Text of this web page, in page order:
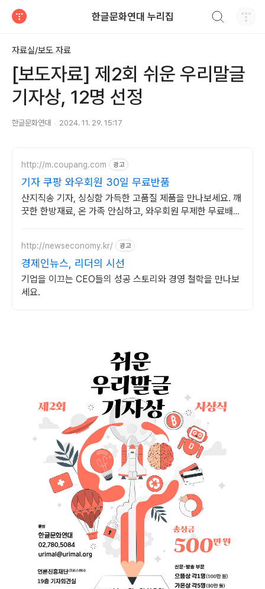
한글문화연대 누리집
자료실/보도 자료
[보도자료] 제2회 쉬운 우리말글
기자상, 12명 선정
한글문화연대 2024. 11. 29. 15:17
http://m.coupang.com 광고
기자 쿠팡 와우회원 30일 무료반품
산지직송 기자, 싱싱함 가득한 고품질 제품을 만나보세요. 깨
끗한 한방재료, 온 가족 안심하고, 와우회원 무제한 무료배송
http://newseconomy.kr/ 광고
경제인뉴스, 리더의 시선
기업을 이끄는 CEO들의 성공 스토리와 경영 철학을 만나보
세요.